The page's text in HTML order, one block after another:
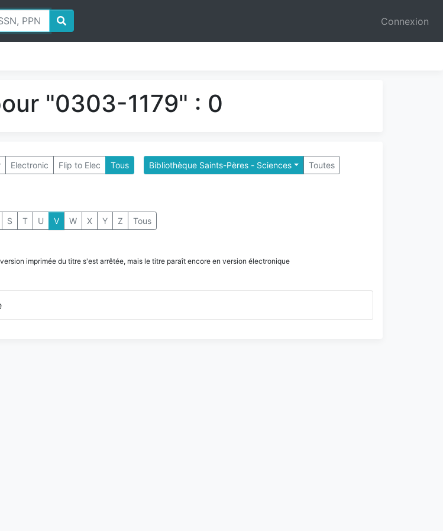
Connexion
"0303-1179" : 0
Electronic Flip to Elec Tous Bibliothèque Saints-Pères - Sciences Toutes
S T U V W X Y Z Tous
imprimée du titre s'est arrêtée, mais le titre paraît encore en version électronique